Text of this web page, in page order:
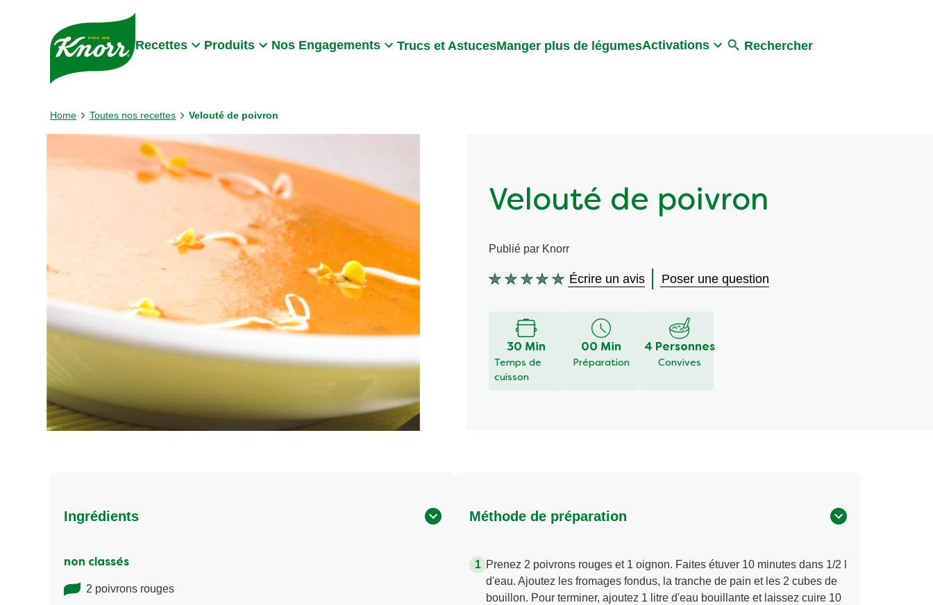
Skip to:
Recettes Produits Nos Engagements Trucs et AstucesManger plus de légumesActivations Rechercher
Home Toutes nos recettes Velouté de poivron
Velouté de poivron
Publié par Knorr
Aucune
recipe
Écrire un avis Poser une question
30 Min
Temps de
cuisson
00 Min
Préparation
4 Personnes
Convives
Ingrédients
non classés
2 poivrons rouges
Méthode de préparation
Prenez 2 poivrons rouges et 1 oignon. Faites étuver 10 minutes dans 1/2 l
d'eau. Ajoutez les fromages fondus, la tranche de pain et les 2 cubes de
bouillon. Pour terminer, ajoutez 1 litre d'eau bouillante et laissez cuire 10